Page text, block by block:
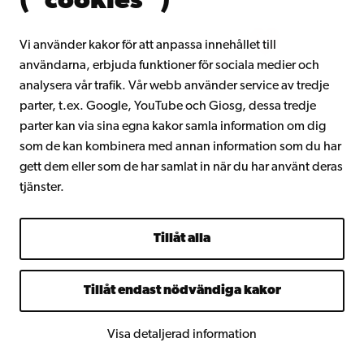
Vi använder kakor för att anpassa innehållet till
användarna, erbjuda funktioner för sociala medier och
analysera vår trafik. Vår webb använder service av tredje
parter, t.ex. Google, YouTube och Giosg, dessa tredje
parter kan via sina egna kakor samla information om dig
som de kan kombinera med annan information som du har
gett dem eller som de har samlat in när du har använt deras
tjänster.
Tillåt alla
Tillåt endast nödvändiga kakor
Visa detaljerad information
Facebook InstagramYouTube LinkedIn Blog Snapchat